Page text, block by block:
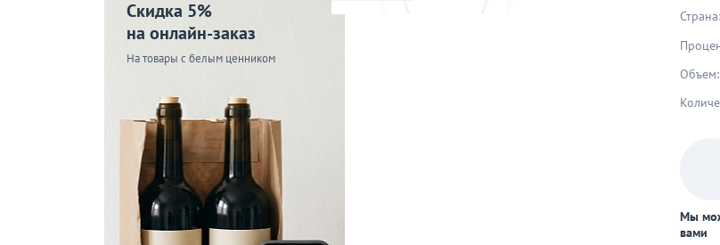
Скидка 5%
на онлайн-заказ
На товары с белым ценником
Страна:
Объем:
Мы
вами